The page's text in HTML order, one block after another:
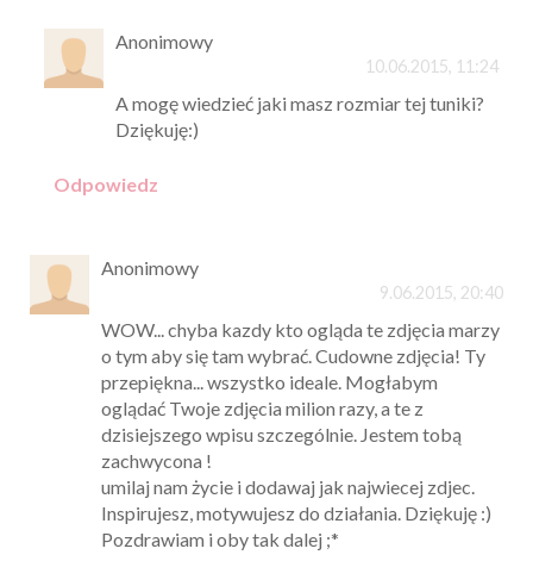
Anonimowy
10.06.2015, 11:24
A mogę wiedzieć jaki masz rozmiar tej tuniki?
Dziękuję:)
Odpowiedz
Anonimowy
9.06.2015, 20:40
WOW... chyba kazdy kto ogląda te zdjęcia marzy
o tym aby się tam wybrać. Cudowne zdjęcia! Ty
przepiękna... wszystko ideale. Mogłabym
oglądać Twoje zdjęcia milion razy, a te z
dzisiejszego wpisu szczególnie. Jestem tobą
zachwycona !
umilaj nam życie i dodawaj jak najwiecej zdjec.
Inspirujesz, motywujesz do działania. Dziękuję :)
Pozdrawiam i oby tak dalej ;*